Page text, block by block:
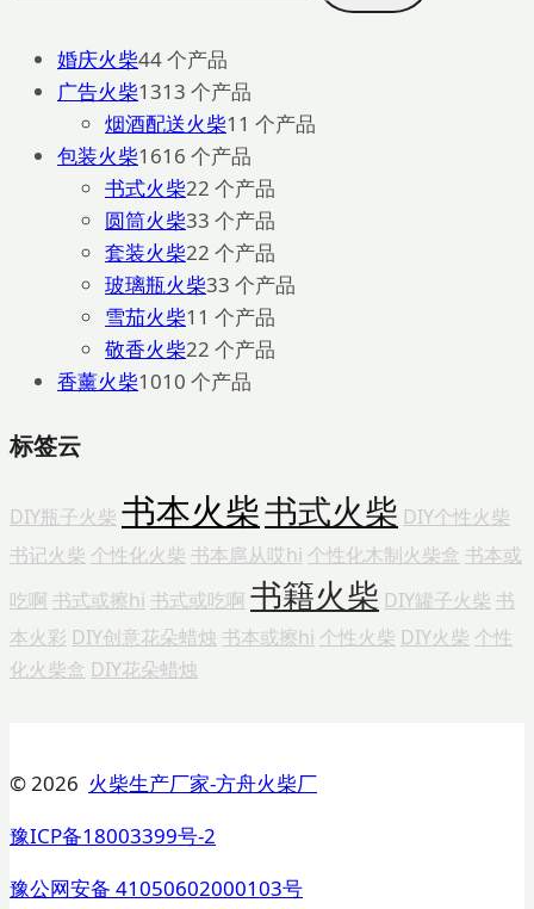
婚庆火柴44 个产品
广告火柴1313 个产品
烟酒配送火柴1 1 个产品
包装火柴1616 个产品
书式火柴22 个产品
圆筒火柴33 个产品
套装火柴22 个产品
玻璃瓶火柴33 个产品
雪茄火柴1 1 个产品
敬香火柴22 个产品
香薰火柴1010 个产品
标签云
DIY瓶子火柴 书本火柴书式火柴 DIY个性火柴
书记火柴 个性化火柴 书本扈从哎hi 个性化木制火柴盒 书本或
吃啊 书式或擦hi 书式或吃啊 书籍火柴 DIY罐子火柴 书
本火彩 DIY创意花朵蜡烛 书本或擦hi 个性火柴 DIY火柴 个性
化火柴盒 DIY花朵蜡烛
© 2026 火柴生产厂家-方舟火柴厂
豫ICP备18003399号-2
豫公网安备 41050602000103号